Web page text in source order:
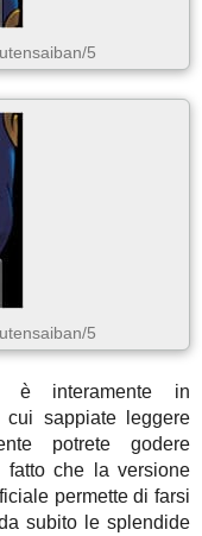
5
5
è interamente in
sappiate leggere
potrete godere
fatto che la versione
permette di farsi
subito le splendide